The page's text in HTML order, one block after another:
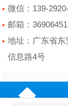
微信：139-
邮箱：
地址：广东省东
信息路4号